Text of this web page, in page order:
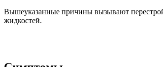
Вышеуказанные причины вызывают
жидкостей.